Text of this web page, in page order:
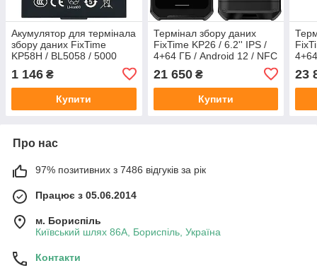
Акумулятор для термінала
збору даних FixTime
KP58H / BL5058 / 5000
1 146 ₴
Купити
Термінал збору даних
FixTime KP26 / 6.2'' IPS /
4+64 ГБ / Android 12 / NFC
21 650₴
Купити
23
Про нас
97% позитивних з 7486 відгуків за рік
Працює з 05.06.2014
м. Бориспіль
Київський шлях 86А, Бориспіль, Україна
Контакти